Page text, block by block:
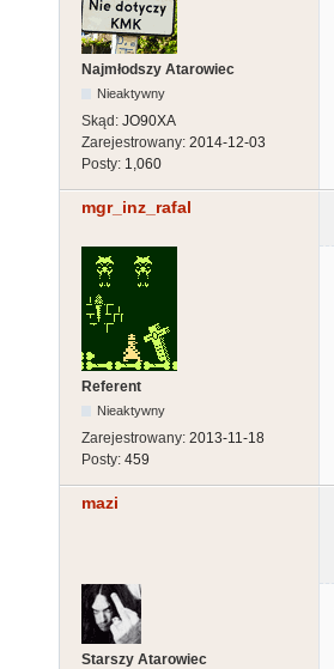
Najmłodszy Atarowiec
Nieaktywny
Skąd: JO90XA
Zarejestrowany: 2014-12-03
Posty: 1,060
mgr_inz_rafal
Referent
Nieaktywny
Zarejestrowany: 2013-11-18
Posty: 459
mazi
Starszy Atarowiec